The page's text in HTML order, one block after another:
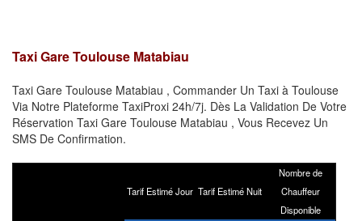
Taxi Gare Toulouse Matabiau
Taxi Gare Toulouse Matabiau , Commander Un Taxi à Toulouse
Via Notre Plateforme TaxiProxi 24h/7j. Dès La Validation De Votre
Réservation Taxi Gare Toulouse Matabiau , Vous Recevez Un
SMS De Confirmation.
Tarif Estimé Jour Tarif Estimé Nuit
Nombre de
Chauffeur
Disponible